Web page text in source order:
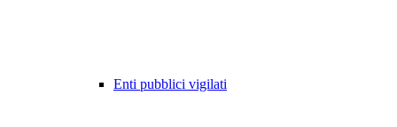
Enti pubblici vigilati